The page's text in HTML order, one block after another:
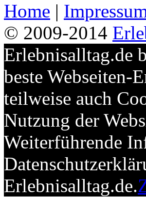
Home |
© 2009-2014
Erlebnisalltag.de
beste Webseiten-
teilweise auch
Nutzung der
Weiterführende
Erlebnisalltag.de.